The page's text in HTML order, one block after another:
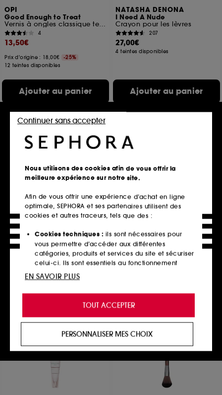
OPI
Good Enough to Treat
Vernis à ongles classique tenue jusqu'à 7 jours
4
13,50€
Prix d'origine : 18,00€
-25%
12 teintes disponibles
Ajouter au panier
NATASHA DENONA
I Need A Nude
Crayon pour les lèvres
207
27,00€
4 teintes disponibles
Ajouter au panier
ANASTASIA BEVERLY HILLS
Glow Seeker
Poudre illuminatrice
1419
44,00€
3 teintes disponibles
NARS
Light Reflecting™ Luminizing
Powder
Enlumineur Poudre Longue Durée
115
51,00€
3 teintes disponibles
Nous utilisons des cookies afin de vous offrir la
meilleure expérience sur notre site.
Afin de vous offrir une expérience d’achat en ligne
optimale, SEPHORA et ses partenaires utilisent des
cookies et autres traceurs, tels que des :
Cookies techniques : ils sont nécessaires pour
vous permettre d’accéder aux différentes
catégories, produits et services du site et sécuriser
celui-ci. Ils sont essentiels au fonctionnement
technique du site et ne peuvent être désactivés.
de vous offrir une expérience enrichie et
personnalisée en vous recommandant des
produits, des services et des contenus qui
proposer des offres promotionnelles adaptées à
votre profil.
Cookies réseaux sociaux et publicité :
ils sont
utilisés pour vous présenter du contenu susceptible
de vous plaire via des publicités, y compris sur des
TOUT ACCEPTER
Continuer sans accepter
PERSONNALISER MES CHOIX
EN SAVOIR PLUS